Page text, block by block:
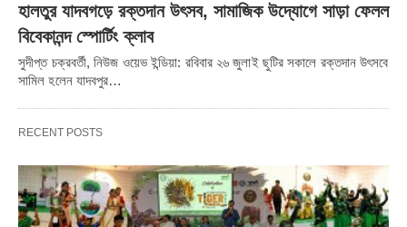
হালতুর যাদবগড়ে রক্তদান উৎসব, সামাজিক উদ্যোগে সাড়া ফেলল
বিবেকানন্দ স্পোর্টিং ক্লাব
সুদীপ্ত চক্রবর্তী, নিউজ ওয়েভ ইন্ডিয়া: রবিবার ২৬ জুলাই ছুটির সকালে রক্তদান উৎসবে
সামিল হলেন যাদবপুর…
RECENT POSTS